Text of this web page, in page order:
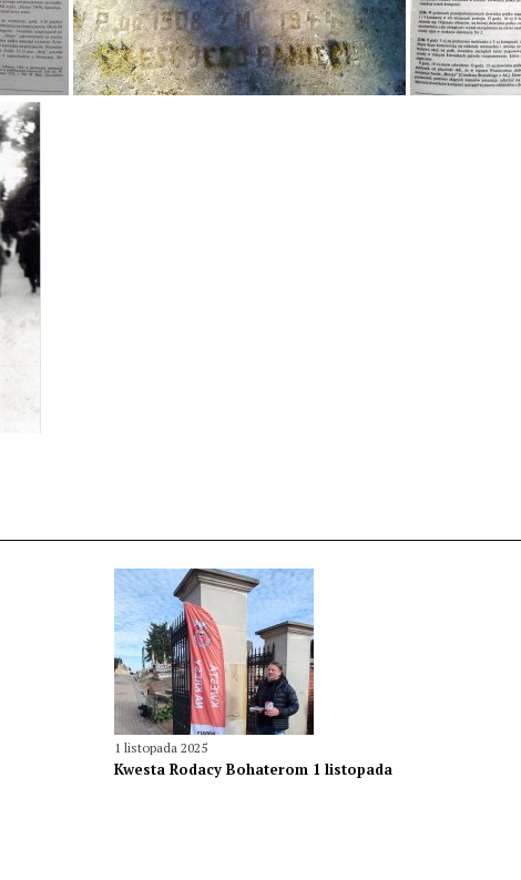
1 listopada 2025
Kwesta Rodacy Bohaterom 1 listopada